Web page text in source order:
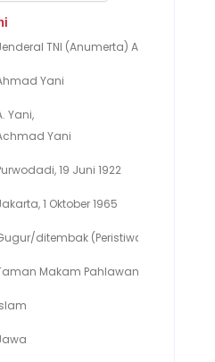
TNI (Anumerta) Ahmad Yani
Yani
Yani,
Yani
19 Juni 1922
1 Oktober 1965
ditembak (Peristiwa G30S/PKI)
Makam Pahlawan Kalibata,